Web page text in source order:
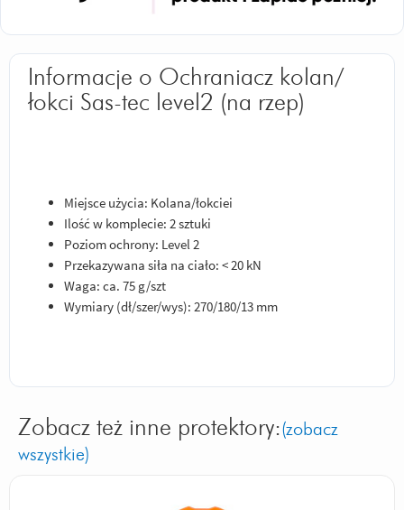
Informacje o Ochraniacz kolan/
łokci Sas-tec level2 (na rzep)
Miejsce użycia: Kolana/łokciei
Ilość w komplecie: 2 sztuki
Poziom ochrony: Level 2
Przekazywana siła na ciało: < 20 kN
Waga: ca. 75 g/szt
Wymiary (dł/szer/wys): 270/180/13 mm
Zobacz też inne protektory:(zobacz
wszystkie)